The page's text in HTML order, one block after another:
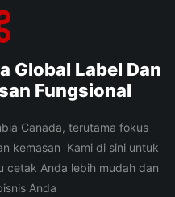
Global Label Dan
Fungsional
Canada, terutama fokus
kemasan Kami di sini untuk
cetak Anda lebih mudah dan
Anda